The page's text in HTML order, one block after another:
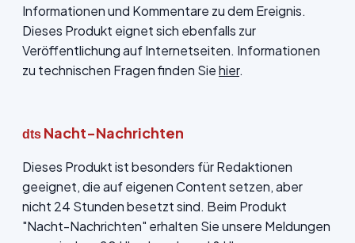
Informationen und Kommentare zu dem Ereignis.
Dieses Produkt eignet sich ebenfalls zur
Veröffentlichung auf Internetseiten. Informationen
zu technischen Fragen finden Siehier.
dts Nacht-Nachrichten
Dieses Produkt ist besonders für Redaktionen
geeignet, die auf eigenen Content setzen, aber
nicht 24 Stunden besetzt sind. Beim Produkt
"Nacht-Nachrichten" erhalten Sie unsere Meldungen